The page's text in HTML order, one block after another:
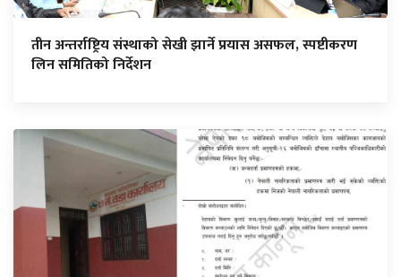
तीन अन्तर्राष्ट्रिय संस्थाको सेखी झार्ने प्रयास असफल, स्पष्टीकरण
लिन समितिको निर्देशन